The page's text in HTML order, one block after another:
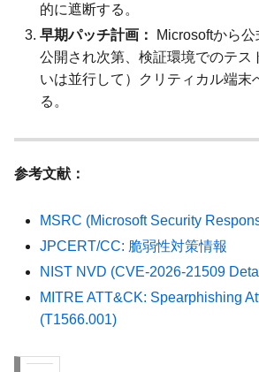
的に遮断する。
早期パッチ計画：
Microsoftから
公開され次第、検証環境でのテス
いは並行して）クリティカル端末
る。
参考文献：
MSRC (Microsoft Security
JPCERT/CC: 脆弱性対策情報
NIST NVD (CVE-2026-21509
MITRE ATT&CK: Spearphishing
(T1566.001)